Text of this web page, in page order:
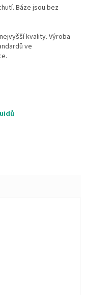
Báze jsou bez
kvality. Výroba
ve